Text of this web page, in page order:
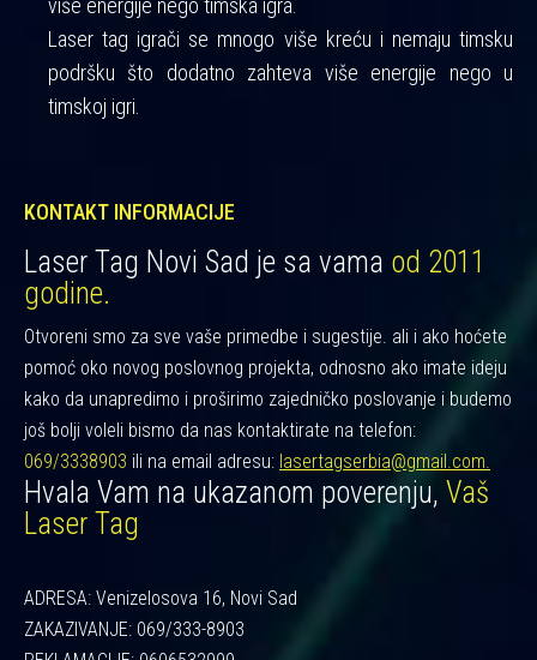
Laser tag igrači se mnogo više kreću i nemaju timsku
podršku što dodatno zahteva više energije nego u
timskoj igri.
KONTAKT INFORMACIJE
Laser Tag Novi Sad je sa vama od 2011
godine.
Otvoreni smo za sve vaše primedbe i sugestije. ali i ako hoćete
pomoć oko novog poslovnog projekta, odnosno ako imate ideju
kako da unapredimo i proširimo zajedničko poslovanje i budemo
još bolji voleli bismo da nas kontaktirate na telefon:
069/3338903 ili na email adresu: lasertagserbia@gmail.com.
Hvala Vam na ukazanom poverenju, Vaš
Laser Tag
ADRESA: Venizelosova 16, Novi Sad
ZAKAZIVANJE: 069/333-8903